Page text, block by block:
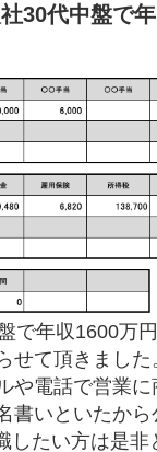
社30代中盤で
で年収1600万
せて頂きまし
や電話で営業
書いといたか
したい方は是非